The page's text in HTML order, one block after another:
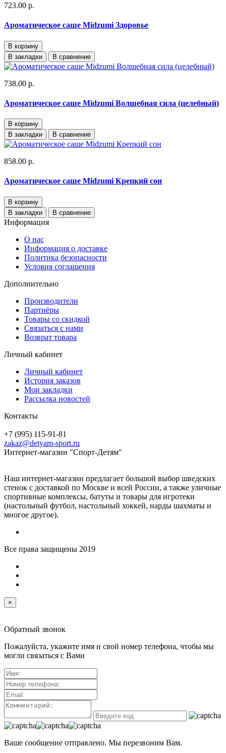
723.00 р.
Ароматическое саше Midzumi Здоровье
В корзину
В закладки
В сравнение
738.00 р.
Ароматическое саше Midzumi Волшебная сила (целебный)
В корзину
В закладки
В сравнение
858.00 р.
Ароматическое саше Midzumi Крепкий сон
В корзину
В закладки
В сравнение
Информация
О нас
Информация о доставке
Политика безопасности
Условия соглашения
Дополнительно
Производители
Партнёры
Товары со скидкой
Связаться с нами
Возврат товара
Личный кабинет
Личный кабинет
История заказов
Мои закладки
Рассылка новостей
Контакты
+7 (995) 115-91-81
zakaz@detyam-sport.ru
Интернет-магазин "Спорт-Детям"
Наш интернет-магазин предлагает большой выбор шведских
стенок с доставкой по Москве и всей России, а также уличные
спортивные комплексы, батуты и товары для игротеки
(настольный футбол, настольный хоккей, нарды шахматы и
многое другое).
Все права защищены 2019
×
Обратный звонок
Пожалуйста, укажите имя и свой номер телефона, чтобы мы
могли связаться с Вами
Ваше сообщение отправлено. Мы перезвоним Вам.